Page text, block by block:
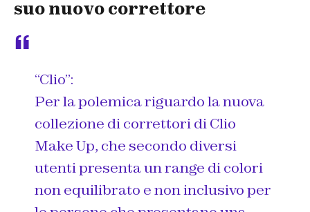
suo nuovo correttore
“Clio”:
Per la polemica riguardo la nuova
collezione di correttori di Clio
Make Up, che secondo diversi
utenti presenta un range di colori
non equilibrato e non inclusivo per